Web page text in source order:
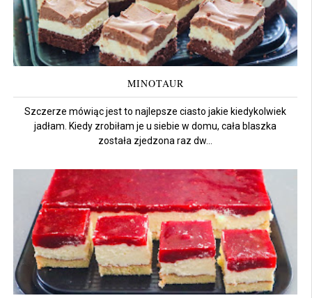
MINOTAUR
Szczerze mówiąc jest to najlepsze ciasto jakie kiedykolwiek
jadłam. Kiedy zrobiłam je u siebie w domu, cała blaszka
została zjedzona raz dw...